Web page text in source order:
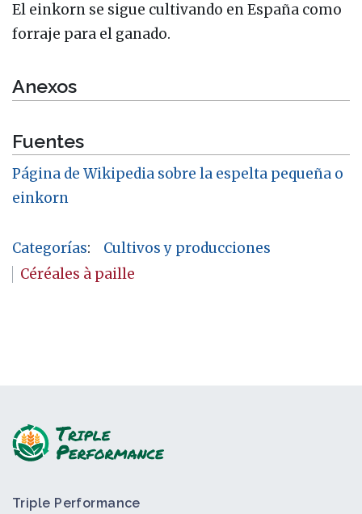
El einkorn se sigue cultivando en España como
forraje para el ganado.
Anexos
Fuentes
Página de Wikipedia sobre la espelta pequeña o
einkorn
Categorías:
Cultivos y producciones
Céréales à paille
Triple Performance